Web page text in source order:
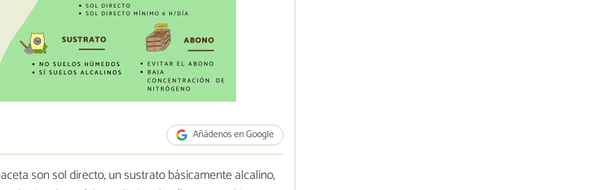
Añádenos en Google
son sol directo, un sustrato básicamente alcalino,